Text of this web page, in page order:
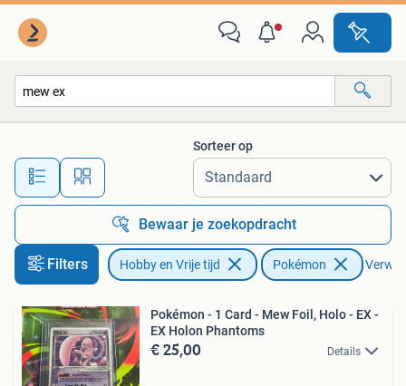
Alle afstanden…
Sorteer op
Bewaar je zoekopdracht
Filters Hobby en Vrije tijd Pokémon
Pokémon - 1 Card - Mew Foil, Holo - EX -
EX Holon Phantoms
€ 25,00 Details